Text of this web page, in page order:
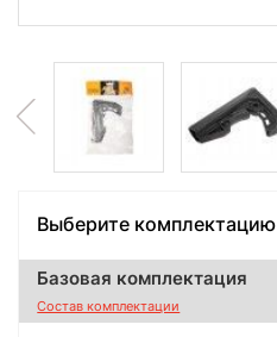
Выберите комплектацию
Базовая комплектация
Состав комплектации